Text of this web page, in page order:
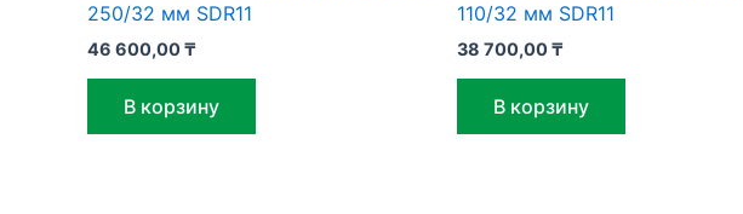
250/32 мм SDR11
46 600,00₸
В корзину
110/32 мм SDR11
38 700,00₸
В корзину